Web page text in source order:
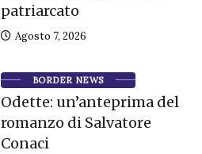
patriarcato
Agosto 7, 2026
BORDER NEWS
Odette: un’anteprima del
romanzo di Salvatore
Conaci